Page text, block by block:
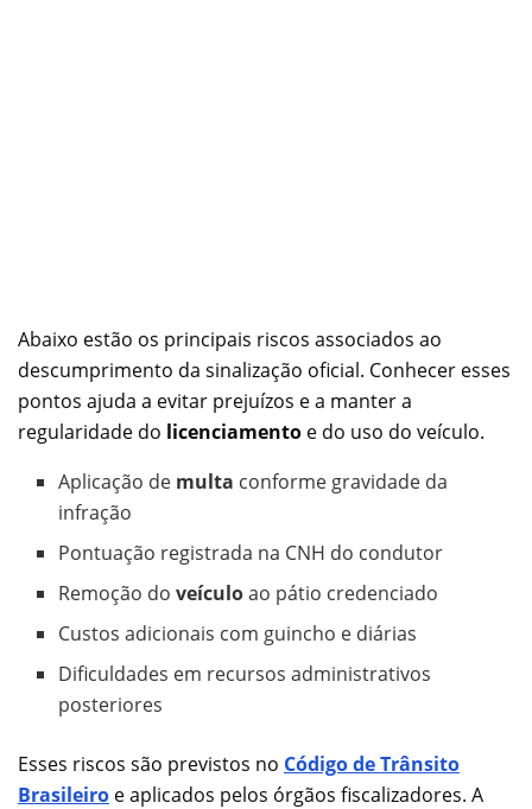
Abaixo estão os principais riscos associados ao
descumprimento da sinalização oficial. Conhecer esses
pontos ajuda a evitar prejuízos e a manter a
regularidade do licenciamento e do uso do veículo.
Aplicação de multa conforme gravidade da
infração
Pontuação registrada na CNH do condutor
Remoção doveículoao pátio credenciado
Custos adicionais com guincho e diárias
Dificuldades em recursos administrativos
posteriores
Esses riscos são previstos no Código de Trânsito
Brasileiro e aplicados pelos órgãos fiscalizadores. A